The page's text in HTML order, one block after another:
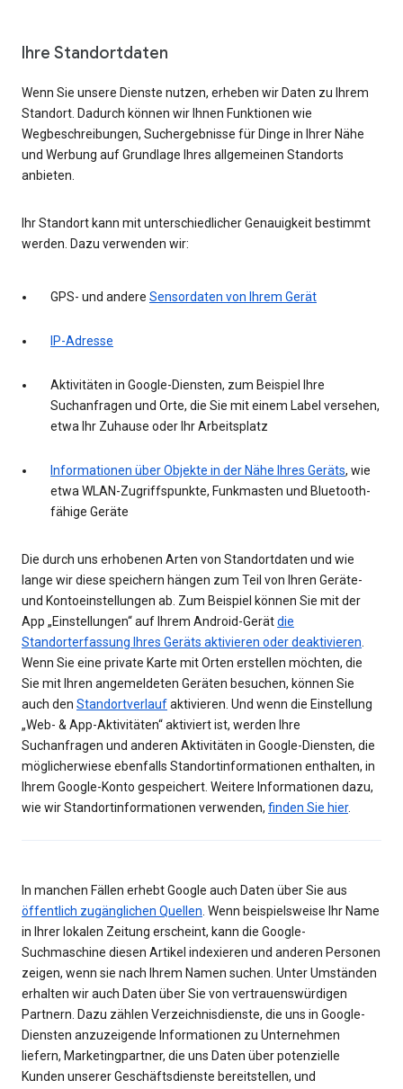
Ihre Standortdaten
Wenn Sie unsere Dienste nutzen, erheben wir Daten zu Ihrem
Standort. Dadurch können wir Ihnen Funktionen wie
Wegbeschreibungen, Suchergebnisse für Dinge in Ihrer Nähe
und Werbung auf Grundlage Ihres allgemeinen Standorts
anbieten.
Ihr Standort kann mit unterschiedlicher Genauigkeit bestimmt
werden. Dazu verwenden wir:
GPS- und andere Sensordaten von Ihrem Gerät
IP-Adresse
Aktivitäten in Google-Diensten, zum Beispiel Ihre
Suchanfragen und Orte, die Sie mit einem Label versehen,
etwa Ihr Zuhause oder Ihr Arbeitsplatz
Informationen über Objekte in der Nähe Ihres Geräts, wie
etwa WLAN-Zugriffspunkte, Funkmasten und Bluetooth-
fähige Geräte
Die durch uns erhobenen Arten von Standortdaten und wie
lange wir diese speichern hängen zum Teil von Ihren Geräte-
und Kontoeinstellungen ab. Zum Beispiel können Sie mit der
App „Einstellungen“ auf Ihrem Android-Gerätdie
Standorterfassung Ihres Geräts aktivieren oder deaktivieren.
Wenn Sie eine private Karte mit Orten erstellen möchten, die
Sie mit Ihren angemeldeten Geräten besuchen, können Sie
auch den Standortverlaufaktivieren. Und wenn die Einstellung
„Web- & App-Aktivitäten“ aktiviert ist, werden Ihre
Suchanfragen und anderen Aktivitäten in Google-Diensten, die
möglicherwiese ebenfalls Standortinformationen enthalten, in
Ihrem Google-Konto gespeichert. Weitere Informationen dazu,
wie wir Standortinformationen verwenden, finden Sie hier.
In manchen Fällen erhebt Google auch Daten über Sie aus
öffentlich zugänglichen Quellen. Wenn beispielsweise Ihr Name
in Ihrer lokalen Zeitung erscheint, kann die Google-
Suchmaschine diesen Artikel indexieren und anderen Personen
zeigen, wenn sie nach Ihrem Namen suchen. Unter Umständen
erhalten wir auch Daten über Sie von vertrauenswürdigen
Partnern. Dazu zählen Verzeichnisdienste, die uns in Google-
Diensten anzuzeigende Informationen zu Unternehmen
liefern, Marketingpartner, die uns Daten über potenzielle
Kunden unserer Geschäftsdienste bereitstellen, und